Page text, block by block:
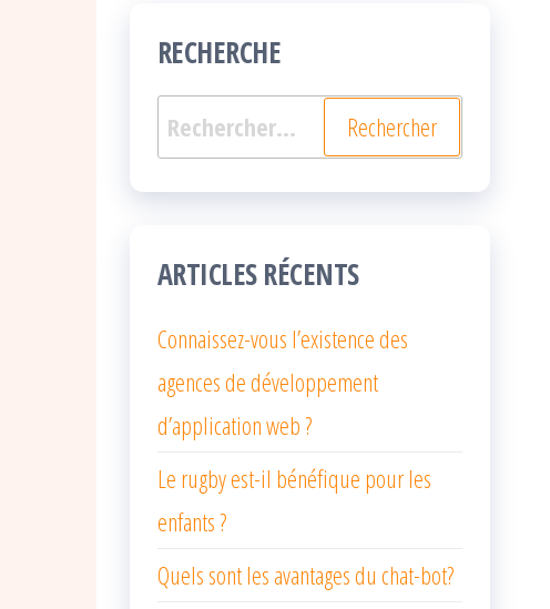
RECHERCHE
Rechercher :
ARTICLES RÉCENTS
Connaissez-vous l’existence des
agences de développement
d’application web ?
Le rugby est-il bénéfique pour les
enfants ?
Quels sont les avantages du chat-bot?